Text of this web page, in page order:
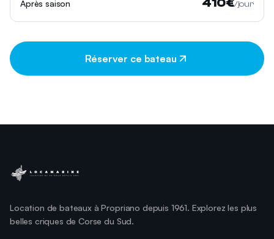
Après saison 410€/jour
Réserver ce bateau
Location de bateaux à Propriano depuis 1961. Explorez les plus
belles criques de Corse du Sud.